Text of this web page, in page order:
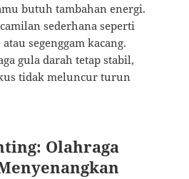
butuh tambahan energi.
sederhana seperti
segenggam kacang.
gula darah tetap stabil,
tidak meluncur turun
Olahraga